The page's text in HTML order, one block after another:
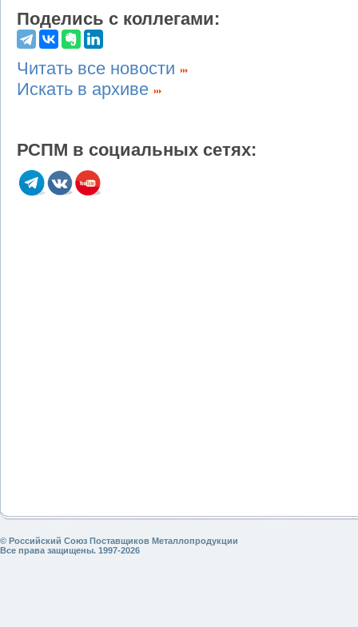
Поделись с коллегами:
Читать все новости
Искать в архиве
РСПМ в социальных сетях:
© Российский Союз Поставщиков Металлопродукции
Все права защищены. 1997-2026